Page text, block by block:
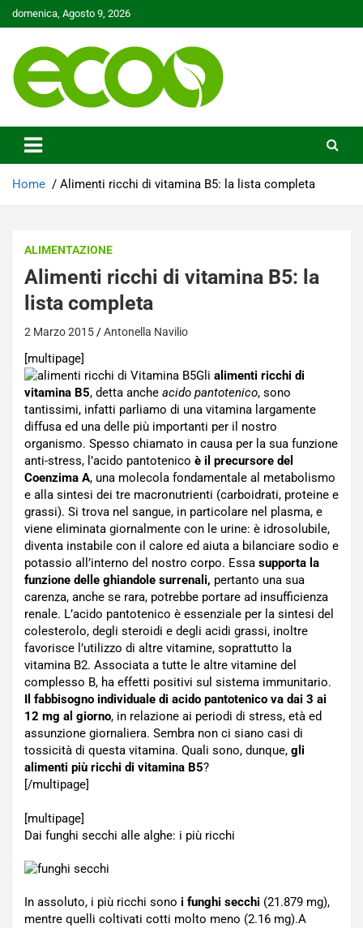
Skip
to
domenica, Agosto 9, 2026
Ecoo.it
Home Alimenti ricchi di vitamina B5: la lista completa
ALIMENTAZIONE
Alimenti ricchi di vitamina B5: la
lista completa
2 Marzo 2015 Antonella Navilio
[multipage]
Gli alimenti ricchi di
vitamina B5, detta anche acido pantotenico, sono
tantissimi, infatti parliamo di una vitamina largamente
diffusa ed una delle più importanti per il nostro
organismo. Spesso chiamato in causa per la sua funzione
anti-stress, l’acido pantotenico è il precursore del
Coenzima A, una molecola fondamentale al metabolismo
e alla sintesi dei tre macronutrienti (carboidrati, proteine e
grassi). Si trova nel sangue, in particolare nel plasma, e
viene eliminata giornalmente con le urine: è idrosolubile,
diventa instabile con il calore ed aiuta a bilanciare sodio e
potassio all’interno del nostro corpo. Essa supporta la
funzione delle ghiandole surrenali, pertanto una sua
carenza, anche se rara, potrebbe portare ad insufficienza
renale. L’acido pantotenico è essenziale per la sintesi del
colesterolo, degli steroidi e degli acidi grassi, inoltre
favorisce l’utilizzo di altre vitamine, soprattutto la
vitamina B2. Associata a tutte le altre vitamine del
complesso B, ha effetti positivi sul sistema immunitario.
Il fabbisogno individuale di acido pantotenico va dai 3 ai
12 mg al giorno, in relazione ai periodi di stress, età ed
assunzione giornaliera. Sembra non ci siano casi di
tossicità di questa vitamina. Quali sono, dunque, gli
alimenti più ricchi di vitamina B5?
[/multipage]
[multipage]
Dai funghi secchi alle alghe: i più ricchi
In assoluto, i più ricchi sono i funghi secchi (21.879 mg),
mentre quelli coltivati cotti molto meno (2.16 mg).A